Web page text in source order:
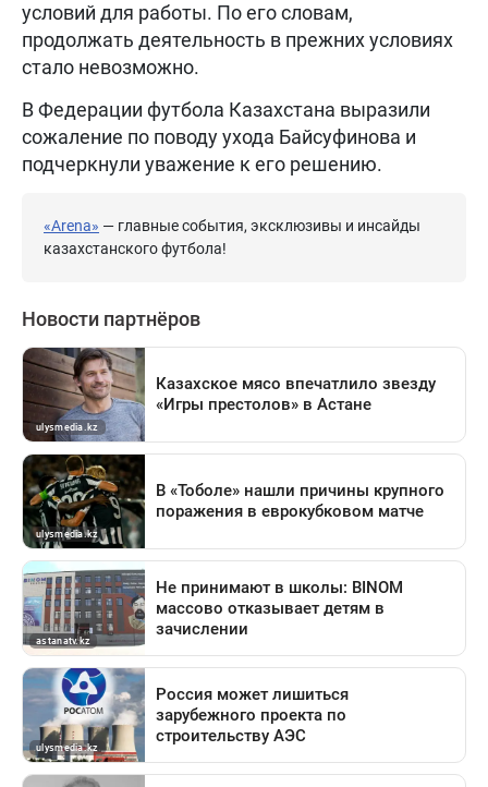
условий для работы. По его словам,
продолжать деятельность в прежних условиях
стало невозможно.
В Федерации футбола Казахстана выразили
сожаление по поводу ухода Байсуфинова и
подчеркнули уважение к его решению.
«Arena» — главные события, эксклюзивы и инсайды
казахстанского футбола!